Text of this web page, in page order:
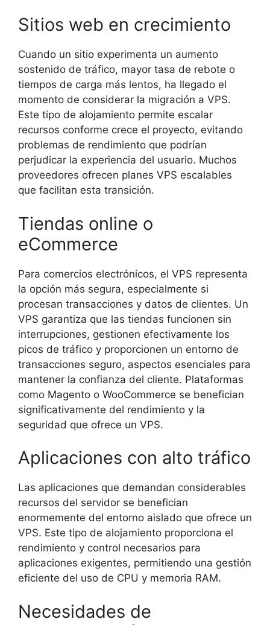
Sitios web en crecimiento
Cuando un sitio experimenta un aumento
sostenido de tráfico, mayor tasa de rebote o
tiempos de carga más lentos, ha llegado el
momento de considerar la migración a VPS.
Este tipo de alojamiento permite escalar
recursos conforme crece el proyecto, evitando
problemas de rendimiento que podrían
perjudicar la experiencia del usuario. Muchos
proveedores ofrecen planes VPS escalables
que facilitan esta transición.
Tiendas online o
eCommerce
Para comercios electrónicos, el VPS representa
la opción más segura, especialmente si
procesan transacciones y datos de clientes. Un
VPS garantiza que las tiendas funcionen sin
interrupciones, gestionen efectivamente los
picos de tráfico y proporcionen un entorno de
transacciones seguro, aspectos esenciales para
mantener la confianza del cliente. Plataformas
como Magento o WooCommerce se benefician
significativamente del rendimiento y la
seguridad que ofrece un VPS.
Aplicaciones con alto tráfico
Las aplicaciones que demandan considerables
recursos del servidor se benefician
enormemente del entorno aislado que ofrece un
VPS. Este tipo de alojamiento proporciona el
rendimiento y control necesarios para
aplicaciones exigentes, permitiendo una gestión
eficiente del uso de CPU y memoria RAM.
Necesidades de